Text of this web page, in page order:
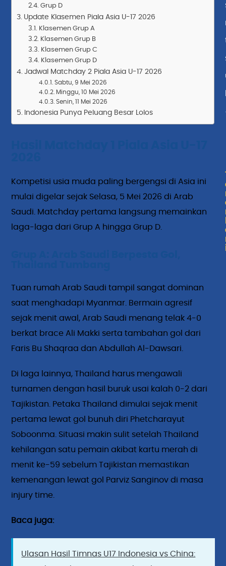
Grup D
Update Klasemen Piala Asia U-17 2026
Klasemen Grup A
Klasemen Grup B
Klasemen Grup C
Klasemen Grup D
Jadwal Matchday 2 Piala Asia U-17 2026
Sabtu, 9 Mei 2026
Minggu, 10 Mei 2026
Senin, 11 Mei 2026
Indonesia Punya Peluang Besar Lolos
Kompetisi usia muda paling bergengsi di Asia ini
mulai digelar sejak Selasa, 5 Mei 2026 di Arab
Saudi. Matchday pertama langsung memainkan
laga-laga dari Grup A hingga Grup D.
Tuan rumah Arab Saudi tampil sangat dominan
saat menghadapi Myanmar. Bermain agresif
sejak menit awal, Arab Saudi menang telak 4-0
berkat brace Ali Makki serta tambahan gol dari
Faris Bu Shaqraa dan Abdullah Al-Dawsari.
Di laga lainnya, Thailand harus mengawali
turnamen dengan hasil buruk usai kalah 0-2 dari
Tajikistan. Petaka Thailand dimulai sejak menit
pertama lewat gol bunuh diri Phetcharayut
Soboonma. Situasi makin sulit setelah Thailand
kehilangan satu pemain akibat kartu merah di
menit ke-59 sebelum Tajikistan memastikan
kemenangan lewat gol Parviz Sanginov di masa
injury time.
Baca juga:
Ulasan Hasil Timnas U17 Indonesia vs China: